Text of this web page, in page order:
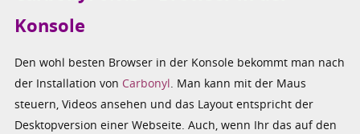
Konsole
Den wohl besten Browser in der Konsole bekommt man nach
der Installation von Carbonyl. Man kann mit der Maus
steuern, Videos ansehen und das Layout entspricht der
Desktopversion einer Webseite. Auch, wenn Ihr das auf den